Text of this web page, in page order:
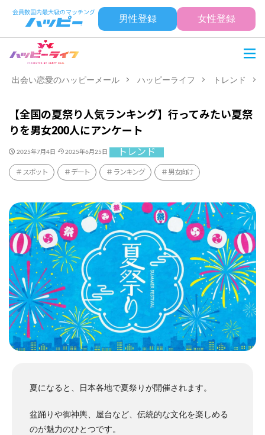
男性登録 女性登録
出会い恋愛のハッピーメール ハッピーライフ トレンド
【全国の夏祭り人気ランキング】行ってみたい夏祭
りを男女200人にアンケート
2025年7月4日 2025年6月25日 トレンド
スポット デート ランキング 男女向け
夏になると、日本各地で夏祭りが開催されます。
盆踊りや御神輿、屋台など、伝統的な文化を楽しめる
のが魅力のひとつです。